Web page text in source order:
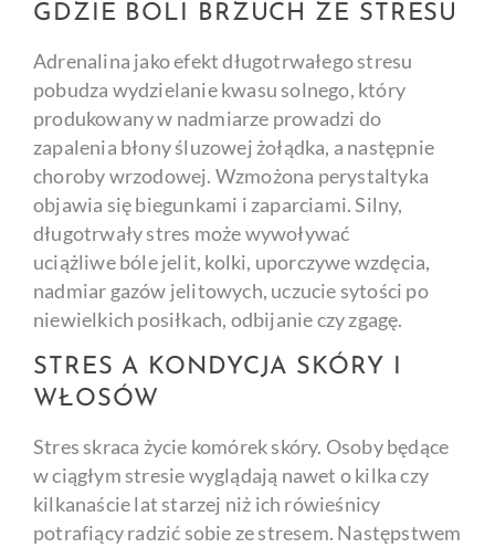
GDZIE BOLI BRZUCH ZE STRESU
Adrenalina jako efekt długotrwałego stresu
pobudza wydzielanie kwasu solnego, który
produkowany w nadmiarze prowadzi do
zapalenia błony śluzowej żołądka, a następnie
choroby wrzodowej. Wzmożona perystaltyka
objawia się biegunkami i zaparciami. Silny,
długotrwały stres może wywoływać
uciążliwe bóle jelit, kolki, uporczywe wzdęcia,
nadmiar gazów jelitowych, uczucie sytości po
niewielkich posiłkach, odbijanie czy zgagę.
STRES A KONDYCJA SKÓRY I
WŁOSÓW
Stres skraca życie komórek skóry. Osoby będące
w ciągłym stresie wyglądają nawet o kilka czy
kilkanaście lat starzej niż ich rówieśnicy
potrafiący radzić sobie ze stresem. Następstwem